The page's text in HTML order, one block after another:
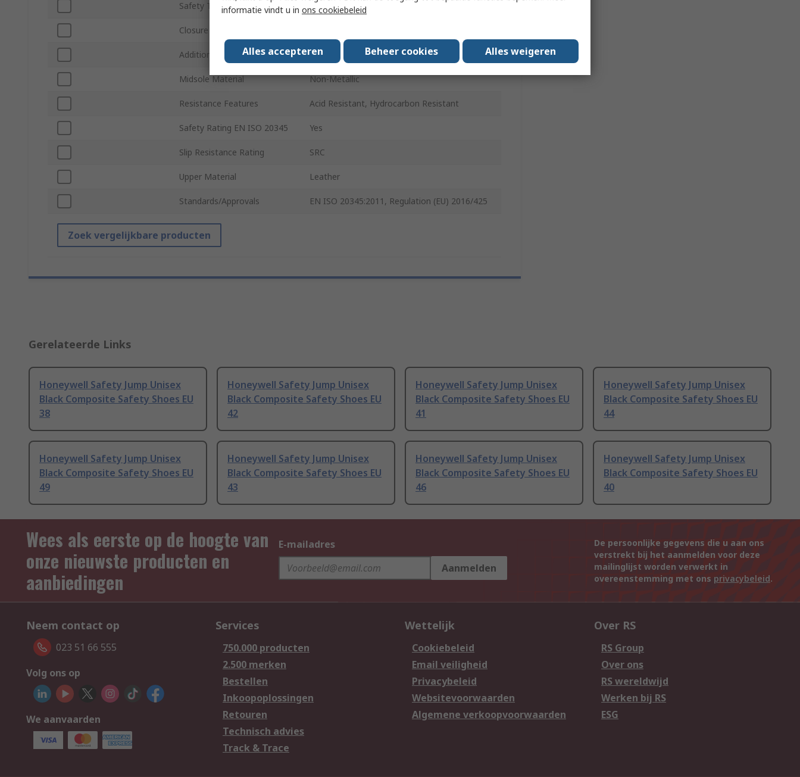
Safety Toe Type Composite
Closure Type
Additional Safety Features A
Midsole Material Non-Metallic
Resistance Features Acid Resistant, Hydrocarbon Resistant
Safety Rating EN ISO 20345 Yes
Slip Resistance Rating SRC
Upper Material Leather
Standards/Approvals EN ISO 20345:2011, Regulation (EU) 2016/425
Zoek vergelijkbare producten
Gerelateerde Links
Honeywell Safety Jump Unisex
Black Composite Safety Shoes EU
38
Honeywell Safety Jump Unisex
Black Composite Safety Shoes EU
42
Honeywell Safety Jump Unisex
Black Composite Safety Shoes EU
41
Honeywell Safety Jump Unisex
Black Composite Safety Shoes EU
44
Honeywell Safety Jump Unisex
Black Composite Safety Shoes EU
49
Honeywell Safety Jump Unisex
Black Composite Safety Shoes EU
43
Honeywell Safety Jump Unisex
Black Composite Safety Shoes EU
46
Honeywell Safety Jump Unisex
Black Composite Safety Shoes EU
40
Wees als eerste op de hoogte van
onze nieuwste producten en
aanbiedingen
E-mailadres
Aanmelden
De persoonlijke gegevens die u aan ons
verstrekt bij het aanmelden voor deze
mailinglijst worden verwerkt in
overeenstemming met ons privacybeleid.
Neem contact op
023 51 66 555
Volg ons op
We aanvaarden
Services
750.000 producten
2.500 merken
Bestellen
Inkoopoplossingen
Retouren
Technisch advies
Track & Trace
Wettelijk
Cookiebeleid
Email veiligheid
Privacybeleid
Websitevoorwaarden
Algemene verkoopvoorwaarden
Over RS
RS Group
Over ons
RS wereldwijd
Werken bij RS
ESG
informatie vindt u in ons cookiebeleid
Alles accepteren Beheer cookies Alles weigeren